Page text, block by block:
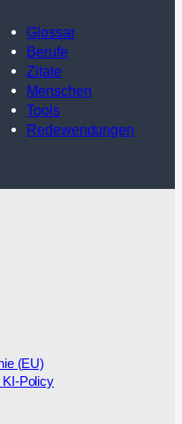
Glossar
Berufe
Zitate
Menschen
Tools
Redewendungen
(EU)
KI-Policy